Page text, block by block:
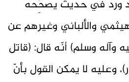
أيضاً(7)، وقد ورد في حديث يُصحِّحه
والألباني وغيرهم عن
وآله وسلم) أنّه قال: (قاتل
وعليه لا يمكن القول بأنّ